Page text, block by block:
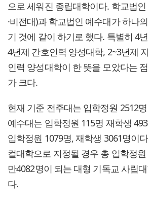
으로 세워진 종립대학이다. 학교법
·비전대)과 학교법인 예수대가 하나
기 것에 같이 하기로 했다. 특별히 4
4년제 간호인력 양성대학, 2~3년제
인력 양성대학이 한 뜻을 모았다는
가 크다.
현재 기준 전주대는 입학정원 2512
예수대는 입학정원 115명 재학생
입학정원 1079명, 재학생 3061명이
컬대학으로 지정될 경우 총 입학정원
만4082명이 되는 대형 기독교 사립
다.